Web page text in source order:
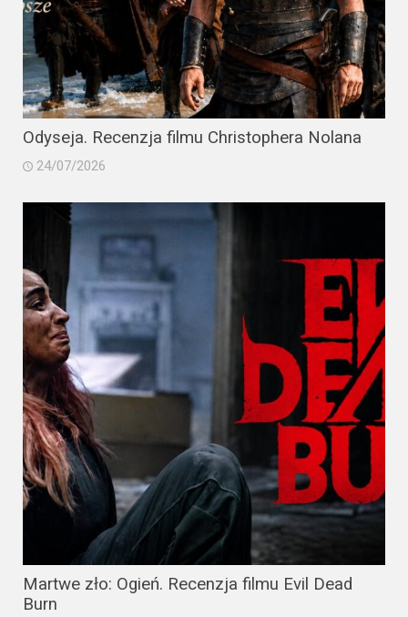
Odyseja. Recenzja filmu Christophera Nolana
24/07/2026
Martwe zło: Ogień. Recenzja filmu Evil Dead
Burn